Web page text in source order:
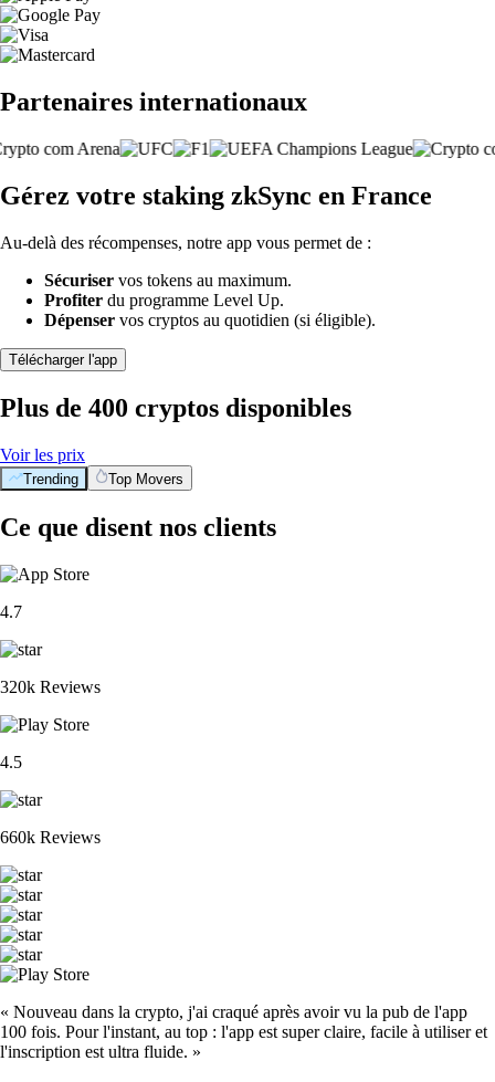
Partenaires internationaux
Gérez votre staking zkSync en France
Au-delà des récompenses, notre app vous permet de :
Sécuriser vos tokens au maximum.
Profiter du programme Level Up.
Dépenser vos cryptos au quotidien (si éligible).
Télécharger l'app
Plus de 400 cryptos disponibles
Voir les prix
Trending Top Movers
Ce que disent nos clients
4.7
320k Reviews
4.5
660k Reviews
« Nouveau dans la crypto, j'ai craqué après avoir vu la pub de l'app
100 fois. Pour l'instant, au top : l'app est super claire, facile à utiliser et
l'inscription est ultra fluide. »